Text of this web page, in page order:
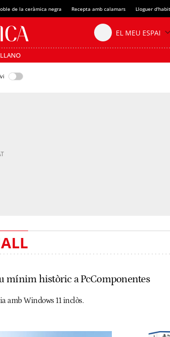
de la ceràmica negra Recepta amb calamars Lloguer
mínim històric a PcComponentes
amb Windows 11 inclòs.